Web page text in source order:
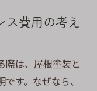
費用の考え
際は、屋根塗装と
す。なぜなら、